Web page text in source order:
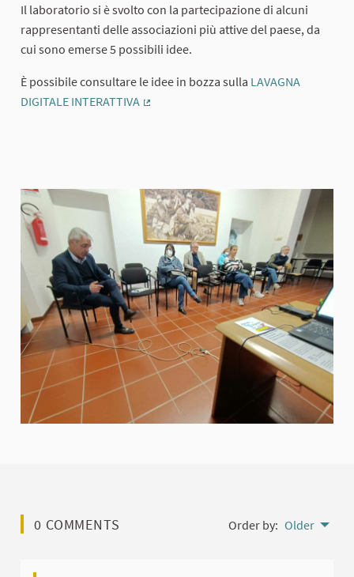
Il laboratorio si è svolto con la partecipazione di alcuni
rappresentanti delle associazioni più attive del paese, da
cui sono emerse 5 possibili idee.
È possibile consultare le idee in bozza sulla LAVAGNA
DIGITALE INTERATTIVA
0 COMMENTS Order by: Older